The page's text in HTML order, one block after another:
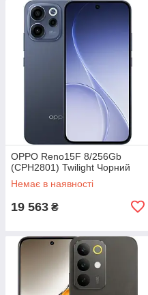
OPPO Reno15F 8/256Gb
(CPH2801) Twilight Чорний
Немає в наявності
19 563 ₴